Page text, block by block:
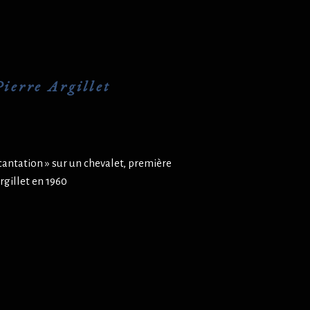
Argillet
» sur un chevalet, première
en 1960